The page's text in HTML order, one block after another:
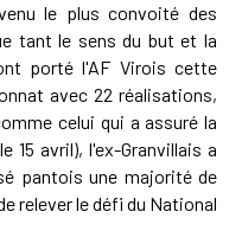
le plus convoité des
tant le sens du but et la
porté l'AF Virois cette
avec 22 réalisations,
celui qui a assuré la
15 avril), l'ex-Granvillais a
pantois une majorité de
relever le défi du National